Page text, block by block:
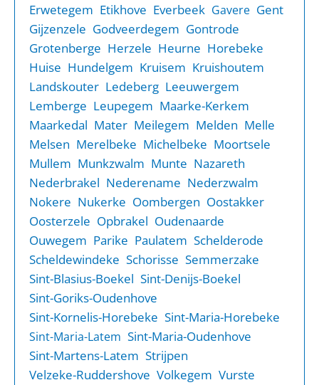
Erwetegem Etikhove Everbeek Gavere Gent
Gijzenzele Godveerdegem Gontrode
Grotenberge Herzele Heurne Horebeke
Huise Hundelgem Kruisem Kruishoutem
Landskouter Ledeberg Leeuwergem
Lemberge Leupegem Maarke-Kerkem
Maarkedal Mater Meilegem Melden Melle
Melsen Merelbeke Michelbeke Moortsele
Mullem Munkzwalm Munte Nazareth
Nederbrakel Nederename Nederzwalm
Nokere Nukerke Oombergen Oostakker
Oosterzele Opbrakel Oudenaarde
Ouwegem Parike Paulatem Schelderode
Scheldewindeke Schorisse Semmerzake
Sint-Blasius-Boekel Sint-Denijs-Boekel
Sint-Goriks-Oudenhove
Sint-Kornelis-Horebeke Sint-Maria-Horebeke
Sint-Maria-Latem Sint-Maria-Oudenhove
Sint-Martens-Latem Strijpen
Velzeke-Ruddershove Volkegem Vurste